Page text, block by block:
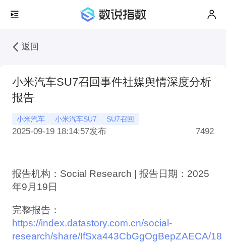
返回
小米汽车SU7召回事件社媒舆情深度分析
报告
小米汽车 小米汽车SU7 SU7召回
2025-09-19 18:14:57发布 7492
报告机构：Social Research | 报告日期：2025
年9月19日
完整报告：
https://index.datastory.com.cn/social-
research/share/IfSxa443CbGgOgBepZAECA/18